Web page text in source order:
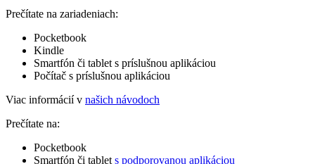
Prečítate na zariadeniach:
Pocketbook
Kindle
Smartfón či tablet s príslušnou aplikáciou
Počítač s príslušnou aplikáciou
Viac informácií v našich návodoch
Prečítate na:
Pocketbook
Smartfón či tablet s podporovanou aplikáciou